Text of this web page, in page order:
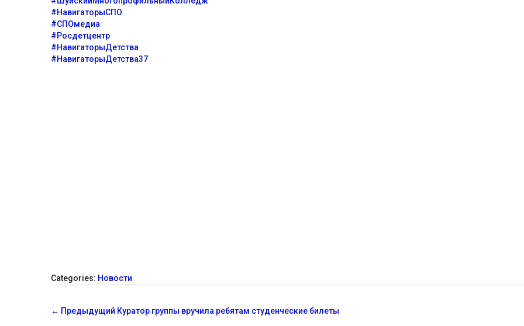
#НавигаторыСПО
#СПОмедиа
#Росдетцентр
#НавигаторыДетства
#НавигаторыДетства37
Categories: Новости
С
← Предыдущий Куратор группы вручила ребятам студенческие билеты